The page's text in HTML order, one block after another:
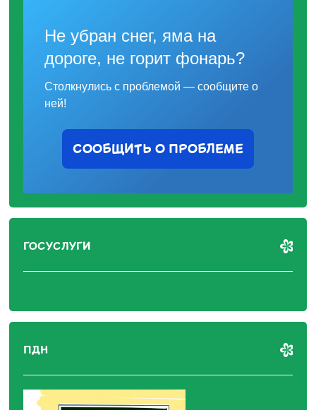
Не убран снег, яма на
дороге, не горит фонарь?
Столкнулись с проблемой — сообщите о
ней!
СООБЩИТЬ О ПРОБЛЕМЕ
ГОСУСЛУГИ
ПДН